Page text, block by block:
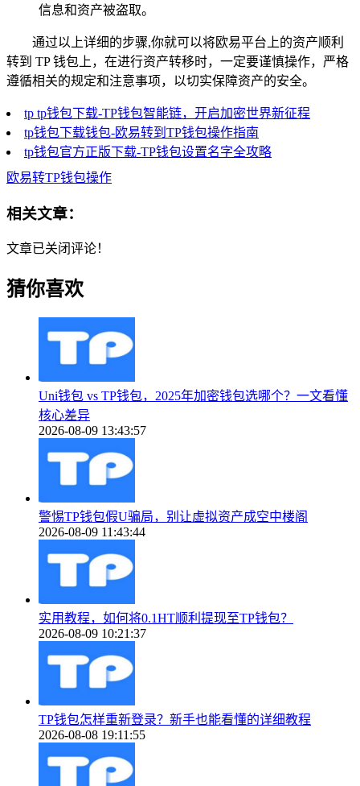
信息和资产被盗取。
通过以上详细的步骤,你就可以将欧易平台上的资产顺利
转到 TP 钱包上，在进行资产转移时，一定要谨慎操作，严格
遵循相关的规定和注意事项，以切实保障资产的安全。
tp tp钱包下载-TP钱包智能链，开启加密世界新征程
tp钱包下载钱包-欧易转到TP钱包操作指南
tp钱包官方正版下载-TP钱包设置名字全攻略
欧易转TP钱包操作
相关文章：
文章已关闭评论！
猜你喜欢
Uni钱包 vs TP钱包，2025年加密钱包选哪个？一文看懂
核心差异
2026-08-09 13:43:57
警惕TP钱包假U骗局，别让虚拟资产成空中楼阁
2026-08-09 11:43:44
实用教程，如何将0.1HT顺利提现至TP钱包？
2026-08-09 10:21:37
TP钱包怎样重新登录？新手也能看懂的详细教程
2026-08-08 19:11:55